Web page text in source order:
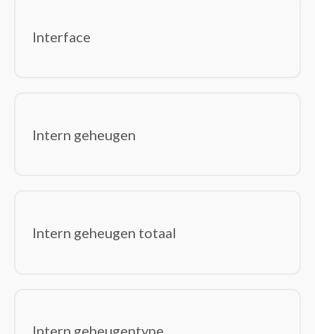
Interface
Intern geheugen
Intern geheugen totaal